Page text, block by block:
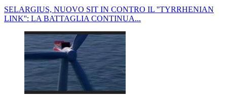
SELARGIUS, NUOVO SIT IN CONTRO IL ''TYRRHENIAN
LINK'': LA BATTAGLIA CONTINUA...